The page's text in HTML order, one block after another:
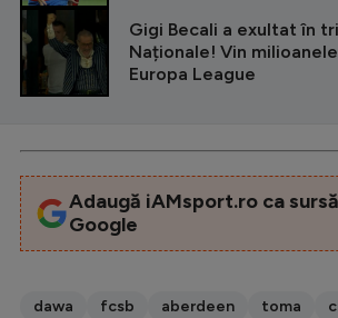
Gigi Becali a exultat în
Naționale! Vin
Europa League
Adaugă iAMsport.ro ca
Google
dawa fcsb aberdeen toma